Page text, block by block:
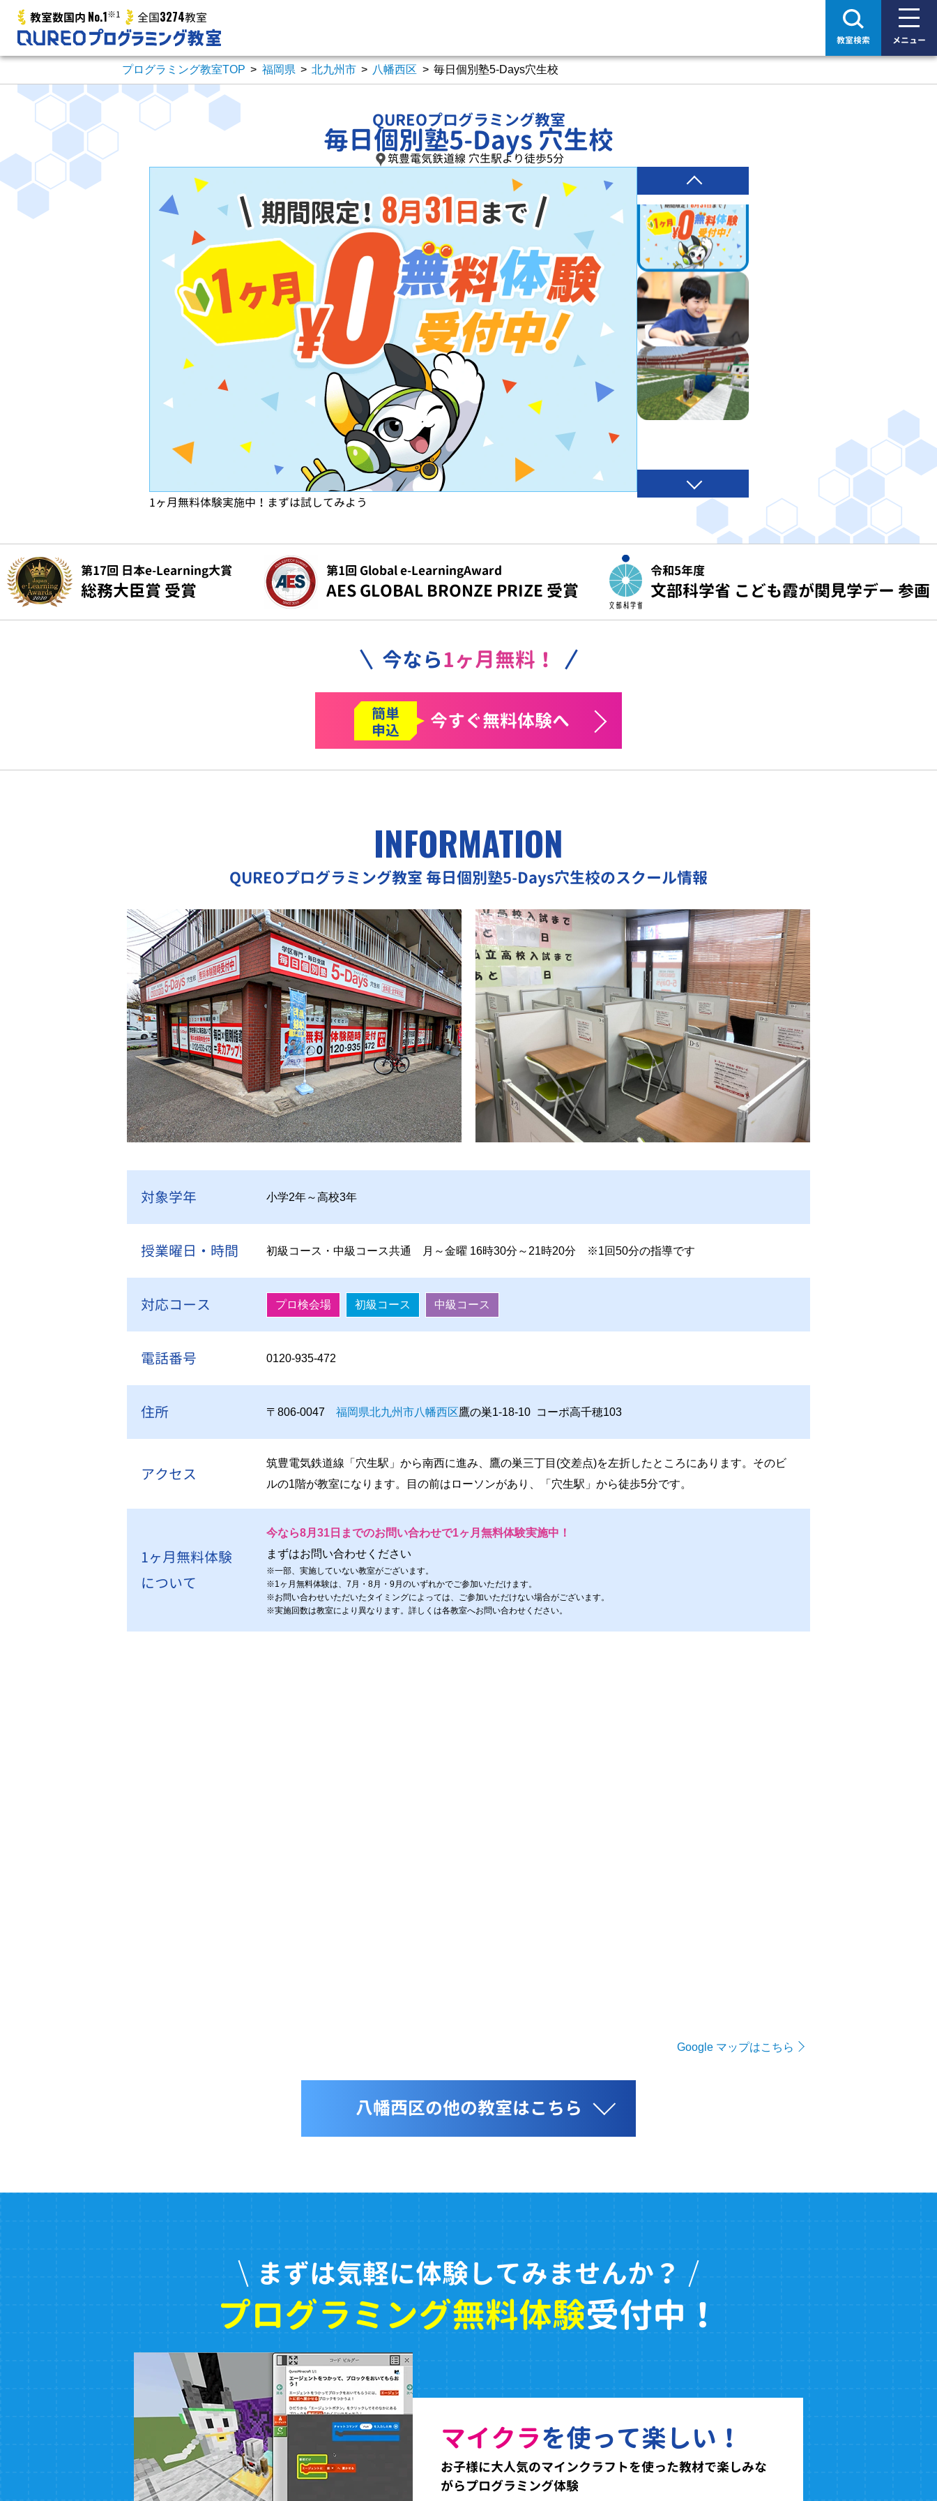
教室数国内 No.1※1 全国3274教室
教室検索 メニュー
プログラミング教室TOP > 福岡県 > 北九州市 > 八幡西区 > 毎日個別塾5-Days穴生校
QUREOプログラミング教室
毎日個別塾5-Days 穴生校
筑豊電気鉄道線 穴生駅より徒歩5分
1ヶ月無料体験実施中！まずは試してみよう
第17回 日本e-Learning大賞
総務大臣賞 受賞
第1回 Global e-LearningAward
AES GLOBAL BRONZE PRIZE 受賞
令和5年度
文部科学省 こども霞が関見学デー 参画
今なら1ヶ月無料！
簡単
申込
今すぐ無料体験へ
INFORMATION
QUREOプログラミング教室 毎日個別塾5-Days穴生校のスクール情報
対象学年 小学2年～高校3年
授業曜日・時間 初級コース・中級コース共通 月～金曜 16時30分～21時20分 ※1回50分の指導です
対応コース プロ検会場 初級コース 中級コース
電話番号 0120-935-472
住所 〒806-0047 福岡県北九州市八幡西区鷹の巣1-18-10 コーポ高千穂103
アクセス
筑豊電気鉄道線「穴生駅」から南西に進み、鷹の巣三丁目(交差点)を左折したところにあります。そのビ
ルの1階が教室になります。目の前はローソンがあり、「穴生駅」から徒歩5分です。
1ヶ月無料体験
について
今なら8月31日までのお問い合わせで1ヶ月無料体験実施中！
まずはお問い合わせください
※一部、実施していない教室がございます。
※1ヶ月無料体験は、7月・8月・9月のいずれかでご参加いただけます。
※お問い合わせいただいたタイミングによっては、ご参加いただけない場合がございます。
※実施回数は教室により異なります。詳しくは各教室へお問い合わせください。
Google マップはこちら
八幡西区の他の教室はこちら
まずは気軽に体験してみませんか？
プログラミング無料体験受付中！
マイクラを使って楽しい！
お子様に大人気のマインクラフトを使った教材で楽しみな
がらプログラミング体験